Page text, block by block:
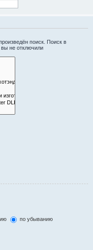
поиск. Поиск в
не отключили
по убыванию